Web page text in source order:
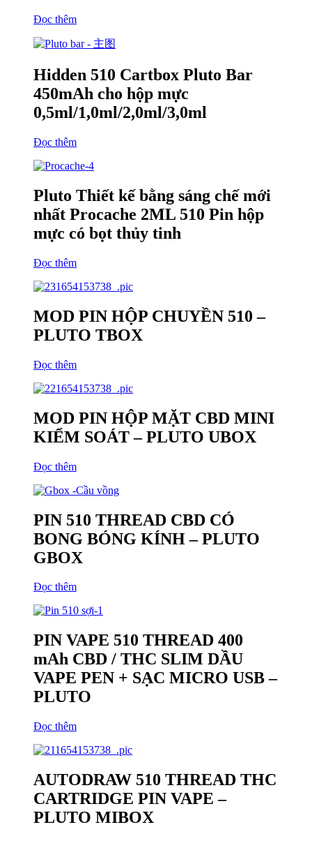
Đọc thêm
Hidden 510 Cartbox Pluto Bar
450mAh cho hộp mực
0,5ml/1,0ml/2,0ml/3,0ml
Đọc thêm
Pluto Thiết kế bằng sáng chế mới
nhất Procache 2ML 510 Pin hộp
mực có bọt thủy tinh
Đọc thêm
MOD PIN HỘP CHUYỀN 510 –
PLUTO TBOX
Đọc thêm
MOD PIN HỘP MẶT CBD MINI
KIỂM SOÁT – PLUTO UBOX
Đọc thêm
PIN 510 THREAD CBD CÓ
BONG BÓNG KÍNH – PLUTO
GBOX
Đọc thêm
PIN VAPE 510 THREAD 400
mAh CBD / THC SLIM DẦU
VAPE PEN + SẠC MICRO USB –
PLUTO
Đọc thêm
AUTODRAW 510 THREAD THC
CARTRIDGE PIN VAPE –
PLUTO MIBOX